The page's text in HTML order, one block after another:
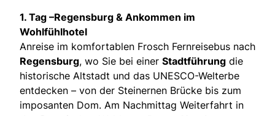
1. Tag –Regensburg & Ankommen im
Wohlfühlhotel
Anreise im komfortablen Frosch Fernreisebus nach
Regensburg, wo Sie bei einer Stadtführung die
historische Altstadt und das UNESCO-Welterbe
entdecken – von der Steinernen Brücke bis zum
imposanten Dom. Am Nachmittag Weiterfahrt in